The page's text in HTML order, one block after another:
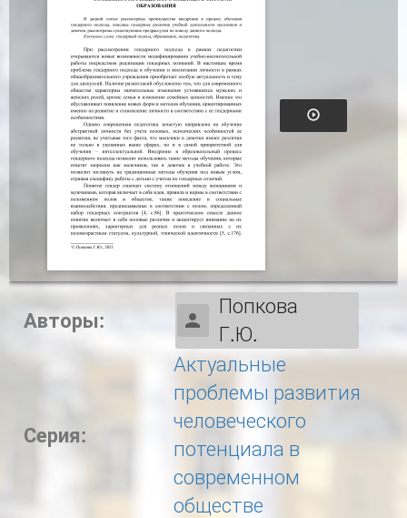
Авторы:
Попкова
Г.Ю.
Серия:
Актуальные
проблемы развития
человеческого
потенциала в
современном
обществе